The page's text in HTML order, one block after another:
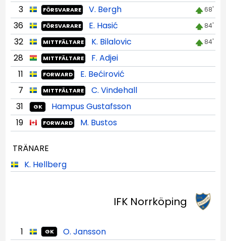
3 FÖRSVARARE V. Bergh 68'
36 FÖRSVARARE E. Hasić 84'
32 MITTFÄLTARE K. Bilalovic 84'
28 MITTFÄLTARE
F. Adjei
11
FORWARD
E. Bećirović
7
MITTFÄLTARE
C. Vindehall
31
GK
Hampus Gustafsson
19
FORWARD M. Bustos
TRÄNARE
K. Hellberg
IFK Norrköping
1 GK
O. Jansson